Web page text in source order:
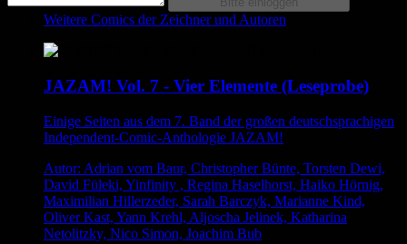
Weitere Comics der Zeichner und Autoren
JAZAM! Vol. 7 - Vier Elemente (Leseprobe)
Einige Seiten aus dem 7. Band der großen deutschsprachigen
Independent-Comic-Anthologie JAZAM!
Autor: Adrian vom Baur, Christopher Bünte, Torsten Dewi,
David Füleki, Yinfinity , Regina Haselhorst, Haiko Hörnig,
Maximilian Hillerzeder, Sarah Barczyk, Marianne Kind,
Oliver Kast, Yann Krehl, Aljoscha Jelinek, Katharina
Netolitzky, Nico Simon, Joachim Bub